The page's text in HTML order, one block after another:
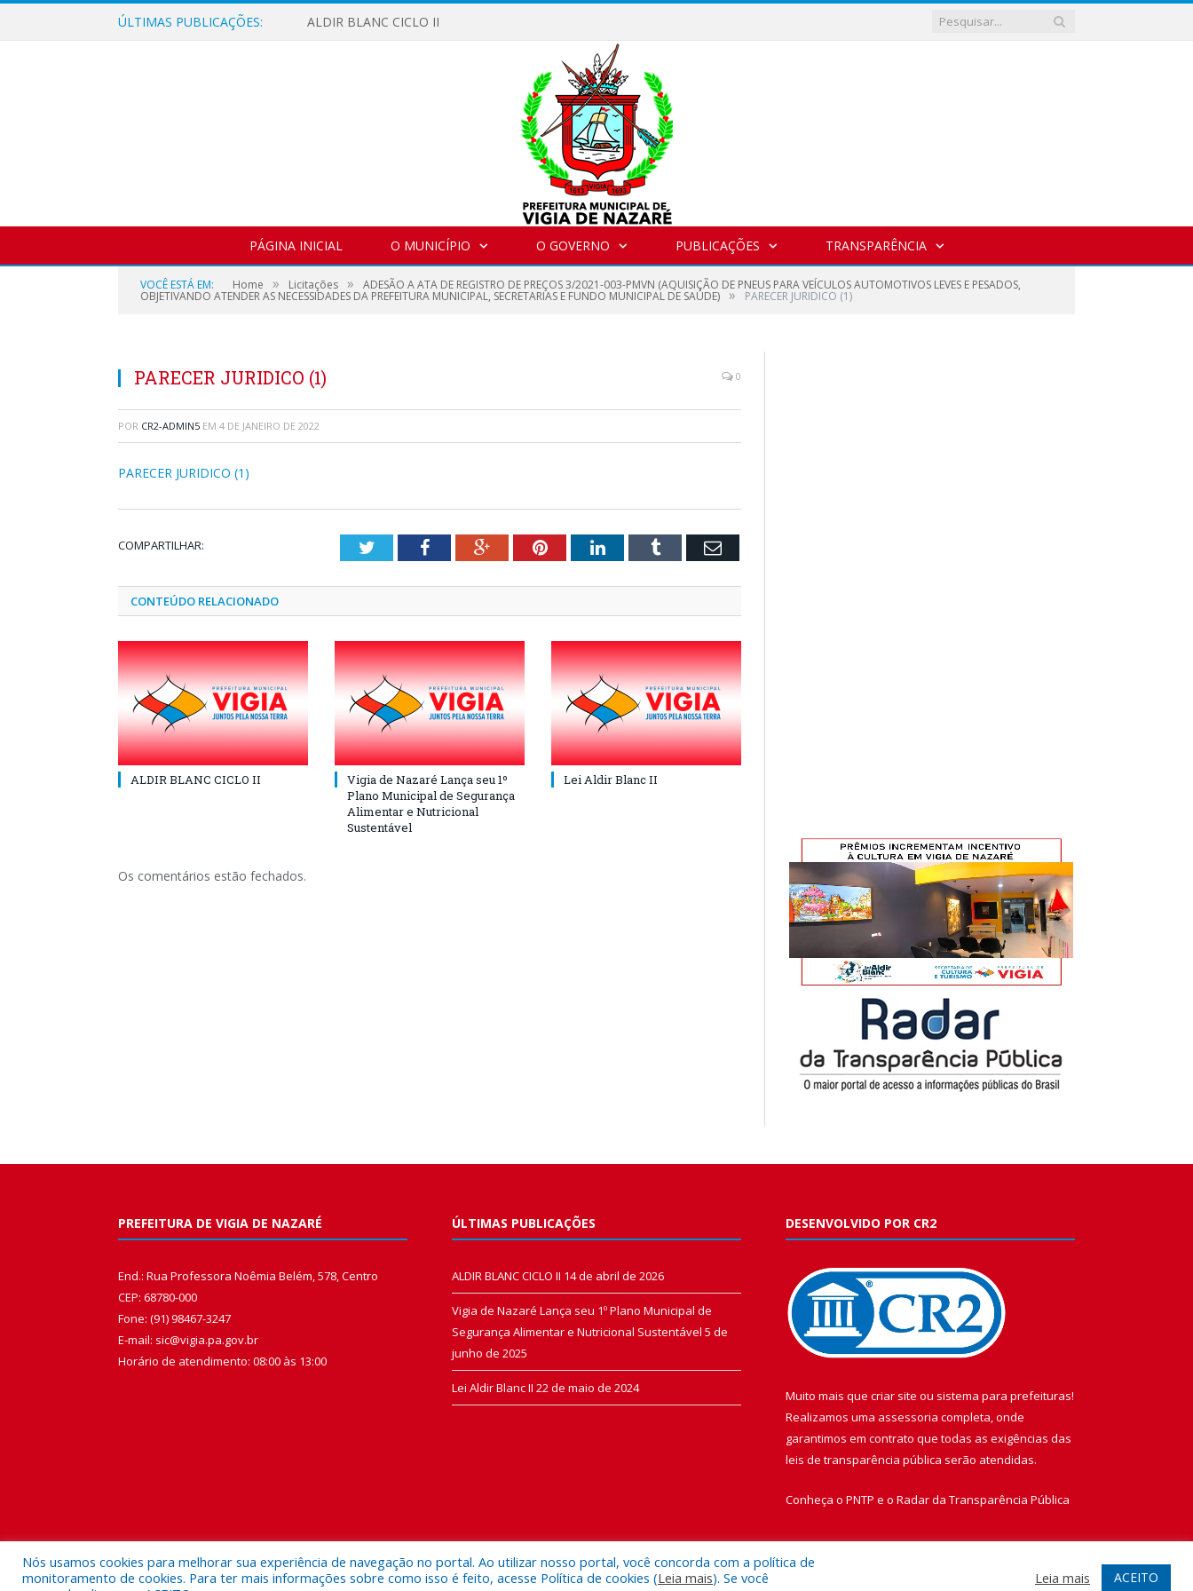
ÚLTIMAS PUBLICAÇÕES: ALDIR BLANC CICLO II
PÁGINA INICIAL O MUNICÍPIO O GOVERNO PUBLICAÇÕES TRANSPARÊNCIA
VOCÊ ESTÁ EM: Home » Licitações » ADESÃO A ATA DE REGISTRO DE PREÇOS 3/2021-003-PMVN (AQUISIÇÃO DE PNEUS PARA VEÍCULOS AUTOMOTIVOS LEVES E PESADOS,
OBJETIVANDO ATENDER AS NECESSIDADES DA PREFEITURA MUNICIPAL, SECRETARIAS E FUNDO MUNICIPAL DE SAÚDE) » PARECER JURIDICO (1)
PARECER JURIDICO (1) 0
POR CR2-ADMIN5 EM 4 DE JANEIRO DE 2022
PARECER JURIDICO (1)
COMPARTILHAR: TwitterFacebookGoogle+PinterestLinkedInTumblr Email
CONTEÚDO RELACIONADO
ALDIR BLANC CICLO II
Vigia de Nazaré Lança seu 1º
Plano Municipal de Segurança
Alimentar e Nutricional
Sustentável
Lei Aldir Blanc II
Os comentários estão fechados.
PREFEITURA DE VIGIA DE NAZARÉ
End.: Rua Professora Noêmia Belém, 578, Centro
CEP: 68780-000
Fone: (91) 98467-3247
E-mail: sic@vigia.pa.gov.br
Horário de atendimento: 08:00 às 13:00
ÚLTIMAS PUBLICAÇÕES
ALDIR BLANC CICLO II 14 de abril de 2026
Vigia de Nazaré Lança seu 1º Plano Municipal de
Segurança Alimentar e Nutricional Sustentável 5 de
junho de 2025
Lei Aldir Blanc II 22 de maio de 2024
DESENVOLVIDO POR CR2
Muito mais que criar site ou sistema para prefeituras!
Realizamos uma assessoria completa, onde
garantimos em contrato que todas as exigências das
leis de transparência pública serão atendidas.
Conheça o PNTP e o Radar da Transparência Pública
Nós usamos cookies para melhorar sua experiência de navegação no portal. Ao utilizar nosso portal, você concorda com a política de
monitoramento de cookies. Para ter mais informações sobre como isso é feito, acesse Política de cookies (Leia mais). Se você
Leia mais ACEITO